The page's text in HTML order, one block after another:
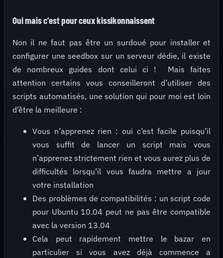
Oui mais c’est pour ceux kissikonnaissent
Non il ne faut pas être un surdoué pour installer et
configurer une seedbox sur un serveur dédie, il existe
de nombreux guides dont celui ci ! Mais faites
attention certains vous conseilleront d’utiliser des
scripts automatisés, une solution qui pour moi est loin
d’être la meilleure :
Vous n’apprenez rien : oui c’est facile puisqu’il
vous suffit de lancer un script mais vous
n’apprenez strictement rien et vous aurez plus de
difficultés lorsqu’il vous faudra mettre a jour
votre installation
Des problèmes de compatibilités : un script code
pour Ubuntu 10.04 peut ne pas être compatible
avec la version 13.04
Cela peut rapidement mettre le bazar en
particulier si vous avez déjà commence a